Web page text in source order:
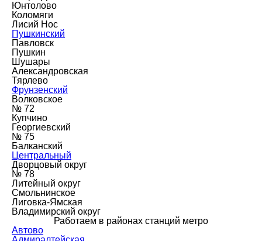
Юнтолово
Коломяги
Лисий Нос
Пушкинский
Павловск
Пушкин
Шушары
Александровская
Тярлево
Фрунзенский
Волковское
№ 72
Купчино
Георгиевский
№ 75
Балканский
Центральный
Дворцовый округ
№ 78
Литейный округ
Смольнинское
Лиговка-Ямская
Владимирский округ
Работаем в районах станций метро
Автово